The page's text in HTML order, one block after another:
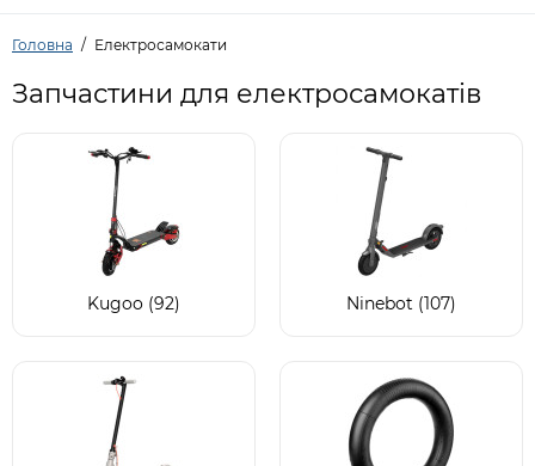
Головна Електросамокати
Запчастини для електросамокатів
Kugoo (92) Ninebot (107)